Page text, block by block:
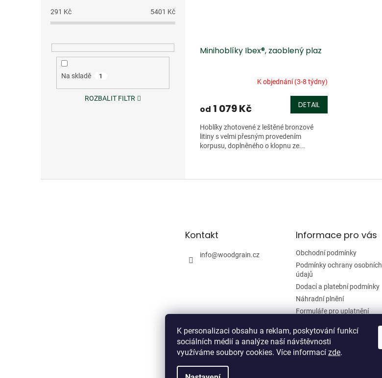
K personalizaci obsahu a reklam, poskytování funkcí
sociálních médií a analýze naší návštěvnosti
využíváme soubory cookies. Více informací zde.
291 Kč 5401 Kč
Na skladě 1
ROZBALIT FILTR
Minihoblíky Ibex®, zaoblený plaz
K objednání (3-8 týdny)
od 1 079 Kč DETAIL
Hoblíky zhotovené z leštěné bronzové
litiny s velmi přesným provedením
korpusu, doplněného o klopnu ze...
Kontakt
info@woodgrain.cz
Informace pro vás
Obchodní podmínky
Podmínky ochrany osobních
údajů
Dodací a platební podmínky
Náhradní plnění
Formuláře pro uplatnění
smlouvy
Moje objednávka